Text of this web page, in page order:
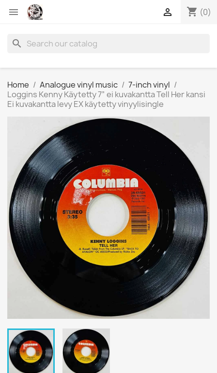
 shopping_cart (0)

search
Home Analogue vinyl music
7-inch vinyl
Loggins Kenny Käytetty 7” ei kuvakantta Tell Her kansi
Ei kuvakantta levy EX käytetty vinyylisingle